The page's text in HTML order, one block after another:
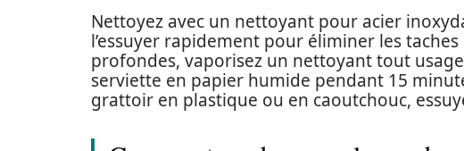
Nettoyez avec un nettoyant pour acier
l’essuyer rapidement pour éliminer les
profondes, vaporisez un nettoyant tout
serviette en papier humide pendant 15
grattoir en plastique ou en caoutchouc,